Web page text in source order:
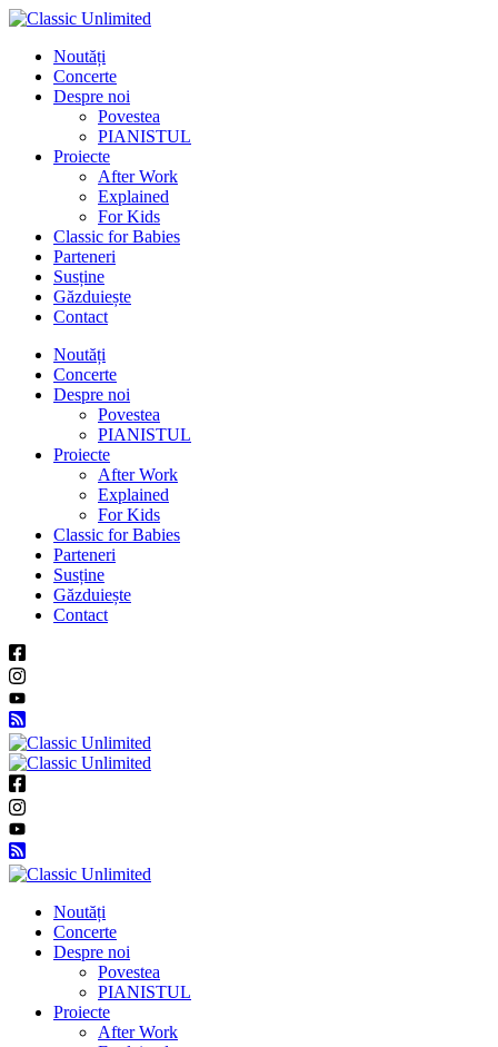
Noutăți
Concerte
Despre noi
Povestea
PIANISTUL
Proiecte
After Work
Explained
For Kids
Classic for Babies
Parteneri
Susține
Găzduiește
Contact
Noutăți
Concerte
Despre noi
Povestea
PIANISTUL
Proiecte
After Work
Explained
For Kids
Classic for Babies
Parteneri
Susține
Găzduiește
Contact
Noutăți
Concerte
Despre noi
Povestea
PIANISTUL
Proiecte
After Work